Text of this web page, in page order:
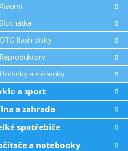
Xiaomi
Sluchátka
OTG flash disky
Reproduktory
Hodinky a náramky
a sport
a zahrada
spotřebiče
a notebooky